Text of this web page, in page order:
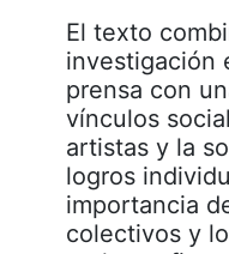
El texto
investigación
prensa con
vínculos
artistas y la
logros
importancia
colectivos y